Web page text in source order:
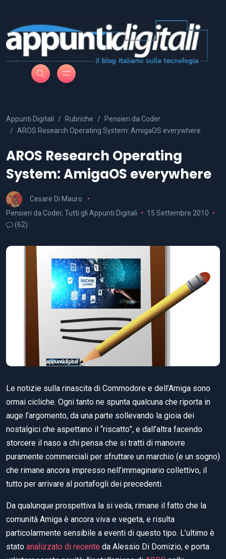
Appunti Digitali Rubriche
Pensieri da Coder
AROS Research Operating System: AmigaOS everywhere
AROS Research Operating
System: AmigaOS everywhere
Cesare Di Mauro
Pensieri da Coder, Tutti gli Appunti Digitali
15 Settembre 2010
(62)
Le notizie sulla rinascita di Commodore e dell’Amiga sono
ormai cicliche. Ogni tanto ne spunta qualcuna che riporta in
auge l’argomento, da una parte sollevando la gioia dei
nostalgici che aspettano il “riscatto”, e dall’altra facendo
storcere il naso a chi pensa che si tratti di manovre
puramente commerciali per sfruttare un marchio (e un sogno)
che rimane ancora impresso nell’immaginario collettivo, il
tutto per arrivare al portafogli dei precedenti.
Da qualunque prospettiva la si veda, rimane il fatto che la
comunità Amiga è ancora viva e vegeta, e risulta
particolarmente sensibile a eventi di questo tipo. L’ultimo è
stato analizzato di recente da Alessio Di Domizio, e porta